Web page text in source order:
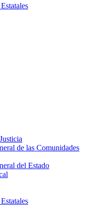
de las Comunidades
del Estado